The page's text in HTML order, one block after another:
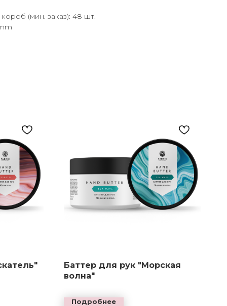
(мин. заказ): 48 шт.
Баттер для рук "Морская
волна"
Подробнее